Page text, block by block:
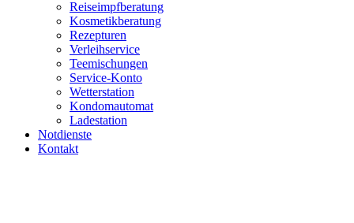
Reiseimpfberatung
Kosmetikberatung
Rezepturen
Verleihservice
Teemischungen
Service-Konto
Wetterstation
Kondomautomat
Ladestation
Notdienste
Kontakt